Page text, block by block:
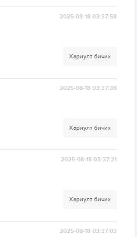
2025-08-18 03:37:58
Хариулт бичих
2025-08-18 03:37:38
Хариулт бичих
2025-08-18 03:37:21
Хариулт бичих
2025-08-18 03:37:03